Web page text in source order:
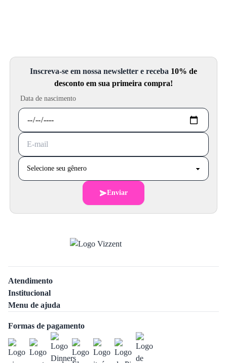
Inscreva-se em nossa newsletter e receba 10% de
desconto em sua primeira compra!
Data de nascimento
Enviar
Atendimento
Institucional
Menu de ajuda
Formas de pagamento